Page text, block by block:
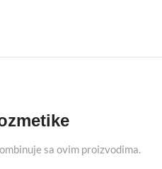
sa ovim proizvodima.